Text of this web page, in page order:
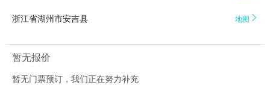
浙江省湖州市安吉县 地图 
暂无报价
暂无门票预订，我们正在努力补充